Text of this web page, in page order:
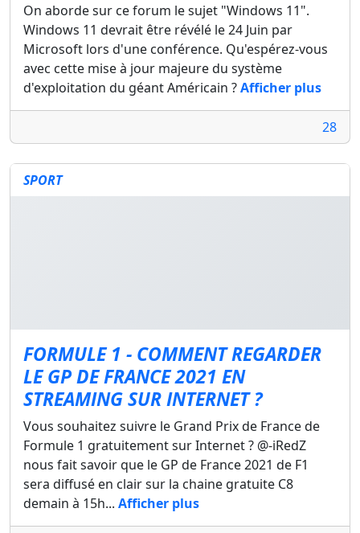
On aborde sur ce forum le sujet "Windows 11".
Windows 11 devrait être révélé le 24 Juin par
Microsoft lors d'une conférence. Qu'espérez-vous
avec cette mise à jour majeure du système
d'exploitation du géant Américain ?Afficher plus
28
SPORT
FORMULE 1 - COMMENT REGARDER
LE GP DE FRANCE 2021 EN
STREAMING SUR INTERNET ?
Vous souhaitez suivre le Grand Prix de France de
Formule 1 gratuitement sur Internet ? @-iRedZ
nous fait savoir que le GP de France 2021 de F1
sera diffusé en clair sur la chaine gratuite C8
demain à 15h... Afficher plus